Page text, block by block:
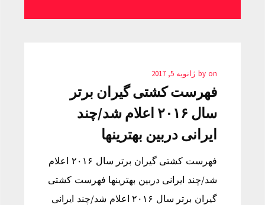
by on ژانویه 5, 2017
فهرست کشتی گیران برتر
سال ۲۰۱۶ اعلام شد/چند
ایرانی دربین بهترینها
فهرست کشتی گیران برتر سال ۲۰۱۶ اعلام
شد/چند ایرانی دربین بهترینها فهرست کشتی
گیران برتر سال ۲۰۱۶ اعلام شد/چند ایرانی